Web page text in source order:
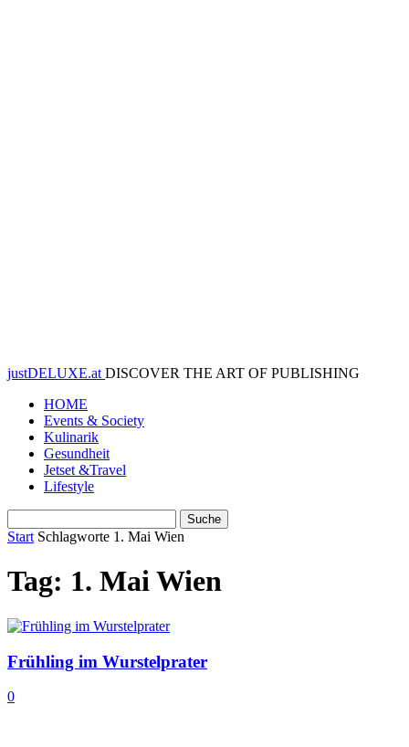
justDELUXE.at DISCOVER THE ART OF PUBLISHING
HOME
Events & Society
Kulinarik
Gesundheit
Jetset &Travel
Lifestyle
Start Schlagworte 1. Mai Wien
Tag: 1. Mai Wien
Frühling im Wurstelprater
0